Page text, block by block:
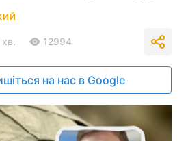
12994
на нас в Google